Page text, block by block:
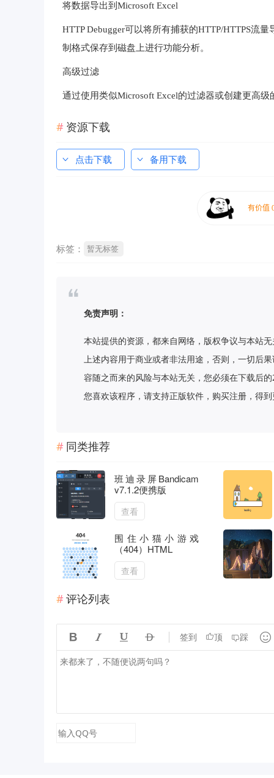
将数据导出到Microsoft Excel
HTTP Debugger可以将所有捕获的HTTP/HTTPS流
制格式保存到磁盘上进行功能分析。
高级过滤
通过使用类似Microsoft Excel的过滤器或创建更高
资源下载
点击下载 备用下载
标签： 暂无标签
免责声明：
本站提供的资源，都来自网络，版权争议与本站
上述内容用于商业或者非法用途，否则，一切后
容随之而来的风险与本站无关，您必须在下载后
您喜欢该程序，请支持正版软件，购买注册，得
同类推荐
班迪录屏Bandicam
v7.1.2便携版
查看
围住小猫小游戏
（404）HTML
查看
评论列表
    签到 顶 踩 